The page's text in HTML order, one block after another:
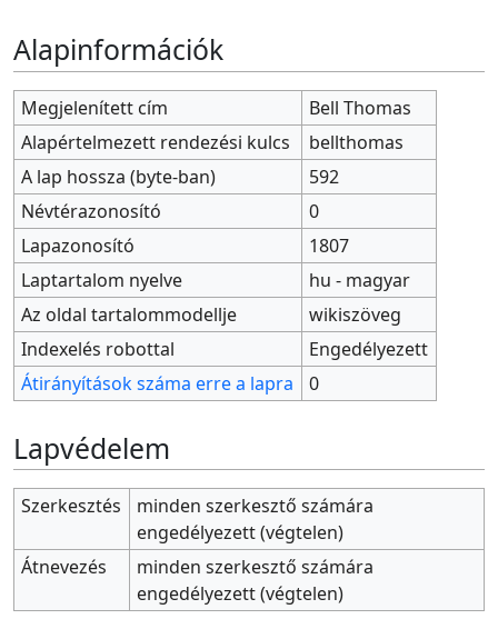
Alapinformációk
Megjelenített cím
Bell Thomas
Alapértelmezett rendezési kulcs
bellthomas
A lap hossza (byte-ban)
592
Névtérazonosító
0
Lapazonosító
1807
Laptartalom nyelve
hu - magyar
Az oldal tartalommodellje
wikiszöveg
Indexelés robottal
Engedélyezett
Átirányítások száma erre a lapra
0
Lapvédelem
Szerkesztés
minden szerkesztő számára
engedélyezett (végtelen)
Átnevezés
minden szerkesztő számára
engedélyezett (végtelen)